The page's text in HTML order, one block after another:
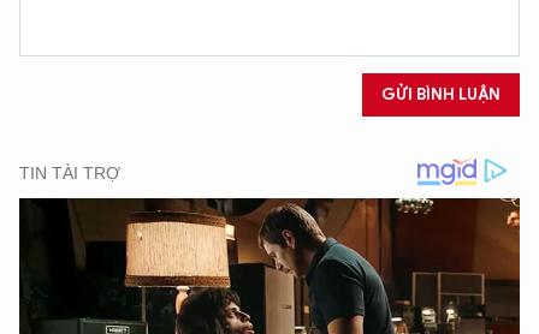
GỬI BÌNH LUẬN